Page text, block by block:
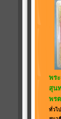
พร
สุน
พร
ทั่วไป